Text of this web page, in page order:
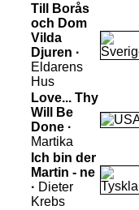
Till Borås
och Dom
Vilda
Djuren ·
Eldarens
Hus
Love... Thy
Will Be
Done ·
Martika
Ich bin der
Martin - ne
· Dieter
Krebs